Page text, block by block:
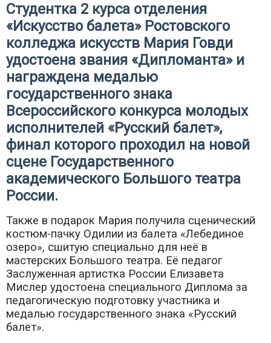
Студентка 2 курса отделения
«Искусство балета» Ростовского
колледжа искусств Мария Говди
удостоена звания «Дипломанта» и
награждена медалью
государственного знака
Всероссийского конкурса молодых
исполнителей «Русский балет»,
финал которого проходил на новой
сцене Государственного
академического Большого театра
России.
Также в подарок Мария получила сценический
костюм-пачку Одилии из балета «Лебединое
озеро», сшитую специально для неё в
мастерских Большого театра. Её педагог
Заслуженная артистка России Елизавета
Мислер удостоена специального Диплома за
педагогическую подготовку участника и
медалью государственного знака «Русский
балет».